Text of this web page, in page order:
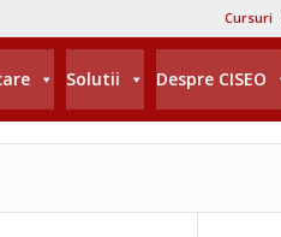
Cursuri
Solutii Despre CISEO